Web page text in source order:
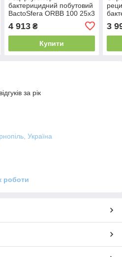
бактерицидний побутовий
BactoSfera ORBB 100 25х3
4 913₴
Купити
3
за рік
Україна
роботи